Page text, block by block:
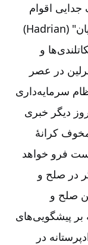
اقوام
مختلف برپا شده است، از دیوار "هادریان" (Hadrian)
و
در عصر
سرمایه‌داری
دیگر خبری
کرانۀ
فرو خواهد
در صلح و
صلح و
بر پیشگویی‌های
در